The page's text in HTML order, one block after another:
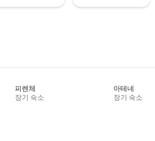
피렌체
장기 숙소
아테네
장기 숙소